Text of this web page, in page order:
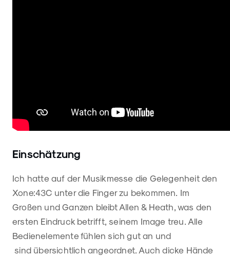
Einschätzung
Ich hatte auf der Musikmesse die Gelegenheit den
Xone:43C unter die Finger zu bekommen. Im
Großen und Ganzen bleibt Allen & Heath, was den
ersten Eindruck betrifft, seinem Image treu. Alle
Bedienelemente fühlen sich gut an und
sind übersichtlich angeordnet. Auch dicke Hände